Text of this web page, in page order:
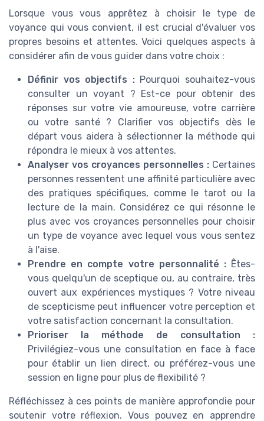
Lorsque vous vous apprêtez à choisir le type de
voyance qui vous convient, il est crucial d'évaluer vos
propres besoins et attentes. Voici quelques aspects à
considérer afin de vous guider dans votre choix :
Définir vos objectifs :Pourquoi souhaitez-vous
consulter un voyant ? Est-ce pour obtenir des
réponses sur votre vie amoureuse, votre carrière
ou votre santé ? Clarifier vos objectifs dès le
départ vous aidera à sélectionner la méthode qui
répondra le mieux à vos attentes.
Analyser vos croyances personnelles : Certaines
personnes ressentent une affinité particulière avec
des pratiques spécifiques, comme le tarot ou la
lecture de la main. Considérez ce qui résonne le
plus avec vos croyances personnelles pour choisir
un type de voyance avec lequel vous vous sentez
à l'aise.
Prendre en compte votre personnalité :Êtes-
vous quelqu'un de sceptique ou, au contraire, très
ouvert aux expériences mystiques ? Votre niveau
de scepticisme peut influencer votre perception et
votre satisfaction concernant la consultation.
Prioriser la méthode de consultation :
Privilégiez-vous une consultation en face à face
pour établir un lien direct, ou préférez-vous une
session en ligne pour plus de flexibilité ?
Réfléchissez à ces points de manière approfondie pour
soutenir votre réflexion. Vous pouvez en apprendre